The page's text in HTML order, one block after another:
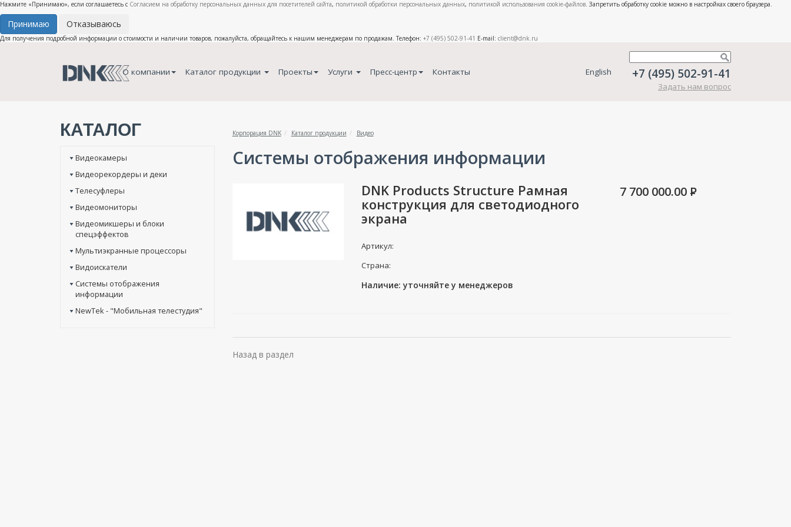
Нажмите «Принимаю», если соглашаетесь с Согласием на обработку персональных данных для посетителей сайта, политикой обработки персональных данных, политикой использования cookie-файлов. Запретить обработку cookie можно в настройках своего браузера.
Принимаю Отказываюсь
Для получения подробной информации о стоимости и наличии товаров, пожалуйста, обращайтесь к нашим менеджерам по продажам. Телефон: +7 (495) 502-91-41 E-mail: client@dnk.ru
О компании Каталог продукции Проекты Услуги Пресс-центр Контакты English +7 (495) 502-91-41
Задать нам вопрос
КАТАЛОГ Корпорация DNK Каталог продукции Видео
Видеокамеры
Видеорекордеры и деки
Телесуфлеры
Видеомониторы
Видеомикшеры и блоки
спецэффектов
Мультиэкранные процессоры
Видоискатели
Системы отображения
информации
NewTek - "Мобильная телестудия"
Системы отображения информации
DNK Products Structure Рамная
конструкция для светодиодного
экрана
Артикул:
Страна:
Наличие: уточняйте у менеджеров
7 700 000.00 P
Назад в раздел